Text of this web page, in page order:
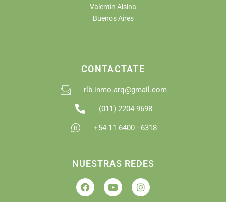
Valentín Alsina
Buenos Aires
CONTACTATE
rlb.inmo.arq@gmail.com
(011) 2204-9698
+54 11 6400 - 6318
NUESTRAS REDES